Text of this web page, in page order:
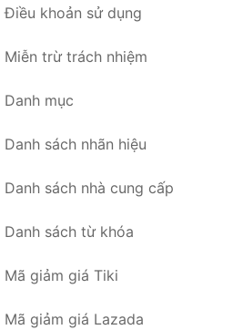
Điều khoản sử dụng
Miễn trừ trách nhiệm
Danh mục
Danh sách nhãn hiệu
Danh sách nhà cung cấp
Danh sách từ khóa
Mã giảm giá Tiki
Mã giảm giá Lazada